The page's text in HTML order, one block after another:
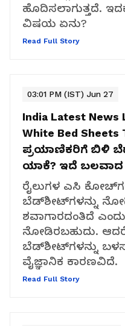
ಹೊದಿಸಲಾಗುತ್ತದೆ.
ವಿಷಯ ಏನು?
Read Full Story
03:01 PM (IST) Jun 27
India Latest News
White Bed Sheets
ಪ್ರಯಾಣಿಕರಿಗೆ ಬಿಳಿ
ಯಾಕೆ? ಇದೆ ಬಲವಾದ
ರೈಲುಗಳ ಎಸಿ
ಬೆಡ್‌ಶೀಟ್‌ಗಳನ್ನು
ಶವಾಗಾರದಂತಿದೆ
ನೋಡಿರಬಹುದು.
ಬೆಡ್‌ಶೀಟ್‌ಗಳನ್ನು
ವೈಜ್ಞಾನಿಕ ಕಾರಣವಿದೆ.
Read Full Story